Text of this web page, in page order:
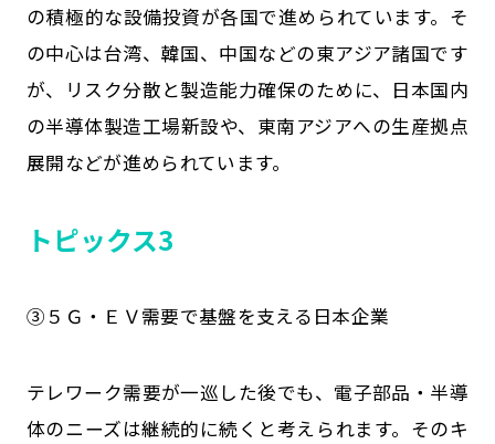
の積極的な設備投資が各国で進められています。そ
の中心は台湾、韓国、中国などの東アジア諸国です
が、リスク分散と製造能力確保のために、日本国内
の半導体製造工場新設や、東南アジアへの生産拠点
展開などが進められています。
トピックス3
③５Ｇ・ＥＶ需要で基盤を支える日本企業
テレワーク需要が一巡した後でも、電子部品・半導
体のニーズは継続的に続くと考えられます。そのキ